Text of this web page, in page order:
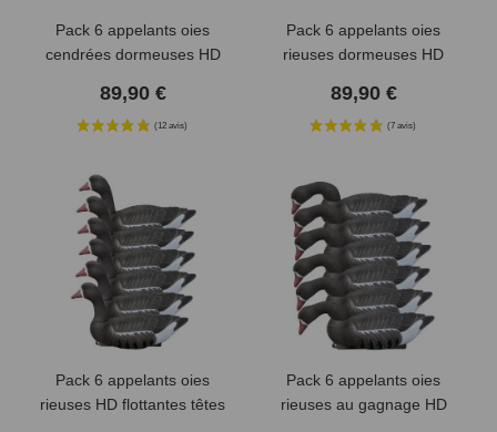
Pack 6 appelants oies
cendrées dormeuses HD
89,90 €
Pack 6 appelants oies
rieuses dormeuses HD
89,90 €
Pack 6 appelants oies
rieuses HD flottantes têtes
Pack 6 appelants oies
rieuses au gagnage HD